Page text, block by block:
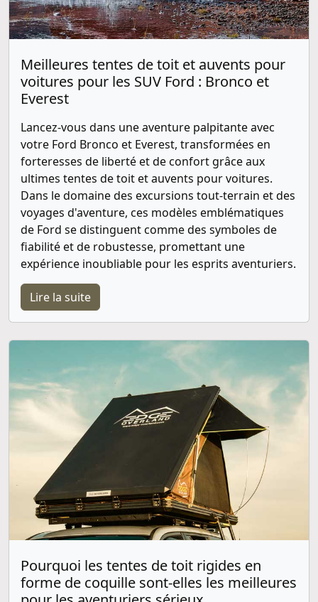
Meilleures tentes de toit et auvents pour
voitures pour les SUV Ford : Bronco et
Everest
Lancez-vous dans une aventure palpitante avec
votre Ford Bronco et Everest, transformées en
forteresses de liberté et de confort grâce aux
ultimes tentes de toit et auvents pour voitures.
Dans le domaine des excursions tout-terrain et des
voyages d'aventure, ces modèles emblématiques
de Ford se distinguent comme des symboles de
fiabilité et de robustesse, promettant une
expérience inoubliable pour les esprits aventuriers.
Lire la suite
Pourquoi les tentes de toit rigides en
forme de coquille sont-elles les meilleures